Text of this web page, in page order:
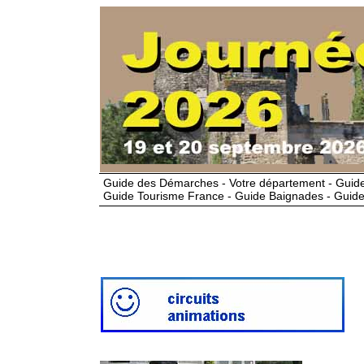
Guide des Démarches - Votre département -
Guide Tourisme France - Guide Baignades -